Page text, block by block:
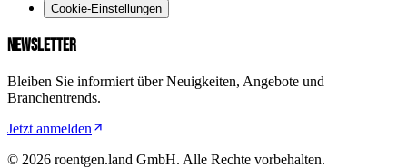
Cookie-Einstellungen
NEWSLETTER
Bleiben Sie informiert über Neuigkeiten, Angebote und
Branchentrends.
Jetzt anmelden
© 2026 roentgen.land GmbH. Alle Rechte vorbehalten.